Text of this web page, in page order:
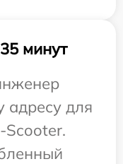
минут
адресу для
Scooter.